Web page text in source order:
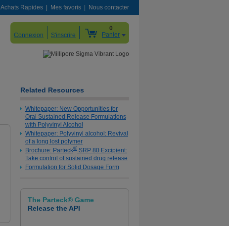
Achats Rapides Mes favoris Nous contacter
Connexion S'inscrire
0
Panier
New Formulation Product Finder App Available
Find the right product for specific applications.
Related Resources
Whitepaper: New Opportunities for
Oral Sustained Release Formulations
with Polyvinyl Alcohol
Whitepaper: Polyvinyl alcohol: Revival
of a long lost polymer
Brochure: Parteck® SRP 80 Excipient:
Take control of sustained drug release
Formulation for Solid Dosage Form
The Parteck® Game
Release the API